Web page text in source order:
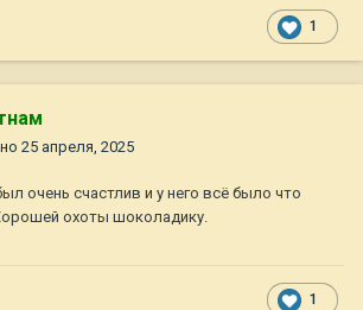
1
25 апреля, 2025
очень счастлив и у него всё было что
охоты шоколадику.
1